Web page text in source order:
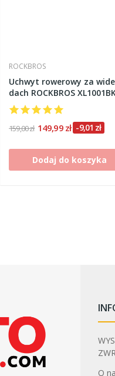
ROCKBROS
Uchwyt rowerowy za
dach ROCKBROS
159,00 zł 149,99 zł -9,01 zł
Dodaj do koszyka
O